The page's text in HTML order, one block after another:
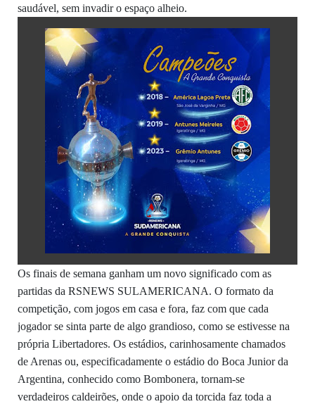
saudável, sem invadir o espaço alheio.
Os finais de semana ganham um novo significado com as
partidas da RSNEWS SULAMERICANA. O formato da
competição, com jogos em casa e fora, faz com que cada
jogador se sinta parte de algo grandioso, como se estivesse na
própria Libertadores. Os estádios, carinhosamente chamados
de Arenas ou, especificadamente o estádio do Boca Junior da
Argentina, conhecido como Bombonera, tornam-se
verdadeiros caldeirões, onde o apoio da torcida faz toda a